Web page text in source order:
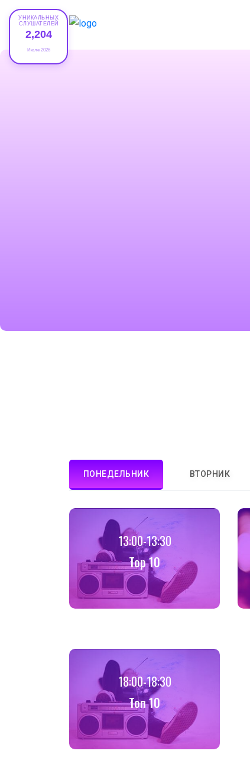
УНИКАЛЬНЫХ
СЛУШАТЕЛЕЙ
2,204
Июле 2026
ПОНЕДЕЛЬНИК ВТОРНИК
13:00-13:30
Top 10
18:00-18:30
Toп 10